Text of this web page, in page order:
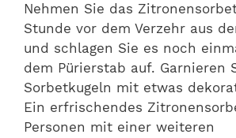
Nehmen Sie das
Stunde vor dem Verzehr aus
und schlagen Sie es noch
dem Pürierstab auf. Garnieren
Sorbetkugeln mit etwas
Ein erfrischendes
Personen mit einer weiteren